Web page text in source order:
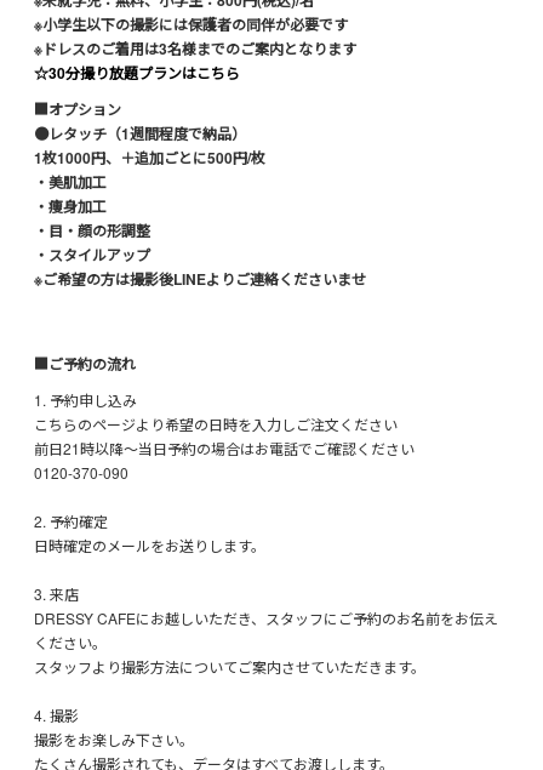
※小学生以下の撮影には保護者の同伴が必要です
※ドレスのご着用は3名様までのご案内となります
☆30分撮り放題プランはこちら
■オプション
●レタッチ（1週間程度で納品）
1枚1000円、＋追加ごとに500円/枚
・美肌加工
・痩身加工
・目・顔の形調整
・スタイルアップ
※ご希望の方は撮影後LINEよりご連絡くださいませ
■ご予約の流れ
1. 予約申し込み
こちらのページより希望の日時を入力しご注文ください
前日21時以降〜当日予約の場合はお電話でご確認ください
0120-370-090
2. 予約確定
日時確定のメールをお送りします。
3. 来店
DRESSY CAFEにお越しいただき、スタッフにご予約のお名前をお伝え
ください。
スタッフより撮影方法についてご案内させていただきます。
4. 撮影
撮影をお楽しみ下さい。
たくさん撮影されても、データはすべてお渡しします。